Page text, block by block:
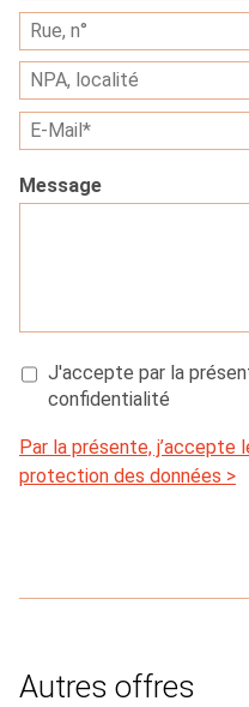
Message
J'accepte par la
confidentialité
Par la présente, j’accepte
protection des données >
Autres offres